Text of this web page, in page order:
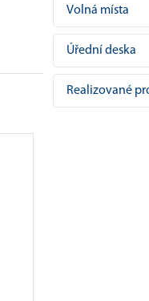
Volná místa
Úřední deska
Realizované